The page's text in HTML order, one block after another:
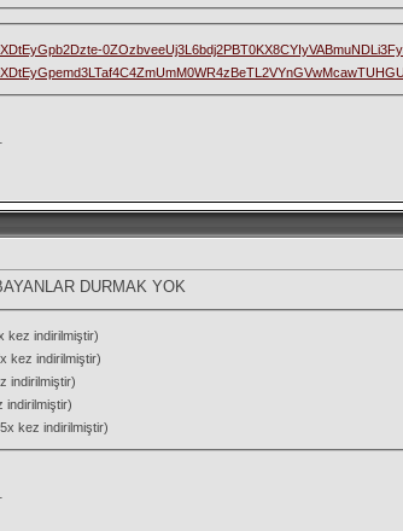
DURMAK YOK
kez indirilmiştir)
kez indirilmiştir)
indirilmiştir)
indirilmiştir)
kez indirilmiştir)